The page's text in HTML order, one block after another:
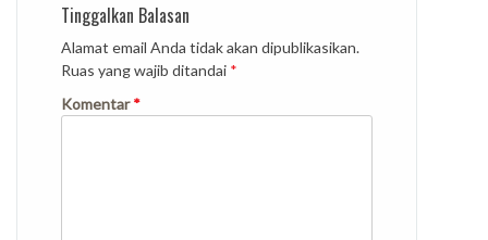
Tinggalkan Balasan
Alamat email Anda tidak akan dipublikasikan.
Ruas yang wajib ditandai *
Komentar*